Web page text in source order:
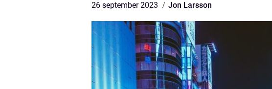
26 september 2023 Jon Larsson